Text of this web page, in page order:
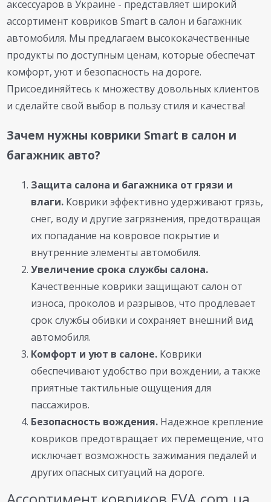
аксессуаров в Украине - представляет широкий
ассортимент ковриков Smart в салон и багажник
автомобиля. Мы предлагаем высококачественные
продукты по доступным ценам, которые обеспечат
комфорт, уют и безопасность на дороге.
Присоединяйтесь к множеству довольных клиентов
и сделайте свой выбор в пользу стиля и качества!
Зачем нужны коврики Smart в салон и
багажник авто?
Защита салона и багажника от грязи и
влаги. Коврики эффективно удерживают грязь,
снег, воду и другие загрязнения, предотвращая
их попадание на ковровое покрытие и
внутренние элементы автомобиля.
Увеличение срока службы салона.
Качественные коврики защищают салон от
износа, проколов и разрывов, что продлевает
срок службы обивки и сохраняет внешний вид
автомобиля.
Комфорт и уют в салоне. Коврики
обеспечивают удобство при вождении, а также
приятные тактильные ощущения для
пассажиров.
Безопасность вождения. Надежное крепление
ковриков предотвращает их перемещение, что
исключает возможность зажимания педалей и
других опасных ситуаций на дороге.